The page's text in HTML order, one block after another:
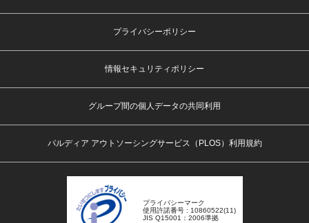
プライバシーポリシー
情報セキュリティポリシー
グループ間の個人データの共同利用
パルディア アウトソーシングサービス（PLOS）利用規約
プライバシーマーク
使用許諾番号 : 10860522(11)
JIS Q15001：2006準拠